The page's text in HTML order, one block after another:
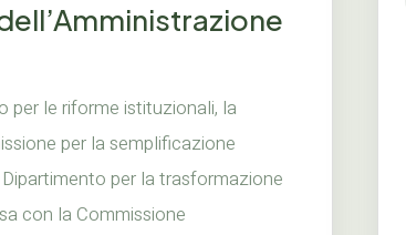
per le riforme istituzionali, la
per la semplificazione
per la trasformazione
con la Commissione